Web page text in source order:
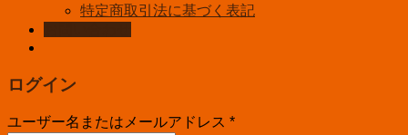
特定商取引法に基づく表記
ログイン
ユーザー名またはメールアドレス *